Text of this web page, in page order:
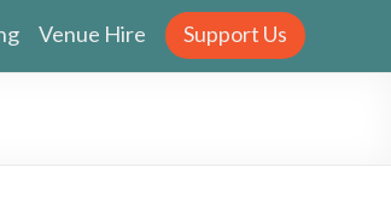
Venue Hire Support Us